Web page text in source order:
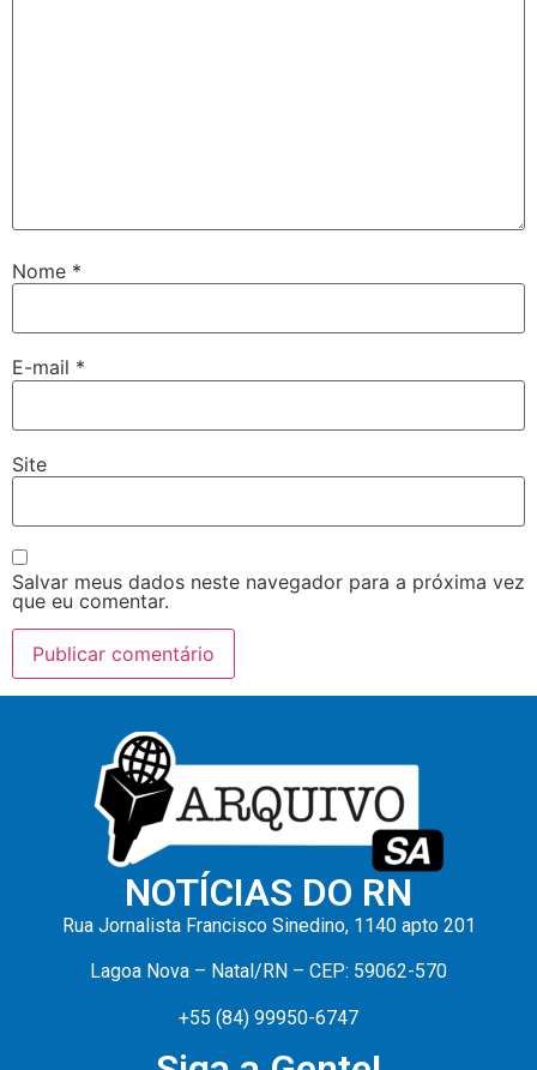
Nome *
E-mail *
Site
Salvar meus dados neste navegador para a próxima vez
que eu comentar.
NOTÍCIAS DO RN
Rua Jornalista Francisco Sinedino, 1140 apto 201
Lagoa Nova – Natal/RN – CEP: 59062-570
+55 (84) 99950-6747